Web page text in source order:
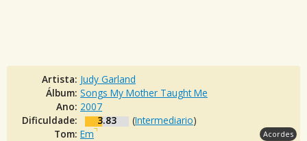
Artista: Judy Garland
Álbum: Songs My Mother Taught Me
Ano: 2007
Dificuldade:
3.83 (Intermediario)
Tom: Em Acordes